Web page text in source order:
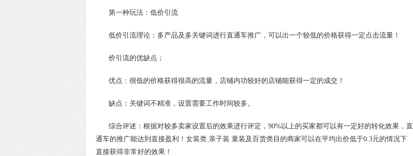
第一种玩法：低价引流
低价引流理论：多产品及多关键词进行直通车推广，可以出一个较低的价格获得一定点击流量！
价引流的优缺点；
优点：很低的价格获得很高的流量，店铺内功较好的店铺能获得一定的成交！
缺点：关键词不精准，设置需要工作时间较多。
综合评述：根据对较多卖家设置后的效果进行评定，90%以上的买家都可以有一定好的转化效果，直
通车的推广能达到直接盈利！女装类 亲子装 童装及百货类目的商家可以在平均出价低于0.3元的情况下
直接获得非常好的效果！